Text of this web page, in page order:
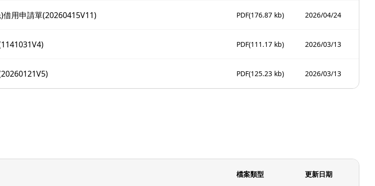
借用申請單(20260415V11) PDF(176.87 kb) 2026/04/24
PDF(111.17 kb) 2026/03/13
PDF(125.23 kb) 2026/03/13
檔案類型 更新日期